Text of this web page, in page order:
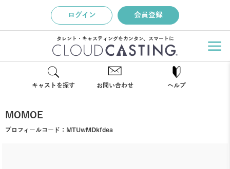
ログイン 会員登録
タレント・キャスティングをカンタン、スマートに
キャストを探す お問い合わせ ヘルプ
MOMOE
プロフィールコード： MTUwMDkfdea